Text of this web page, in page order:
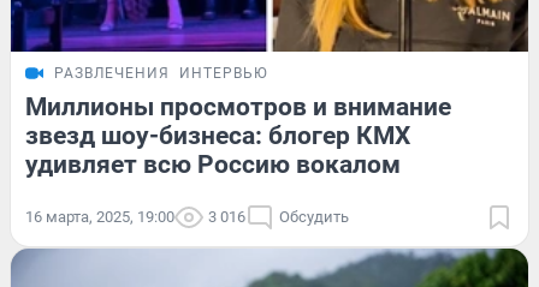
РАЗВЛЕЧЕНИЯ ИНТЕРВЬЮ
Миллионы просмотров и внимание
звезд шоу-бизнеса: блогер КМХ
удивляет всю Россию вокалом
16 марта, 2025, 19:00 3 016 Обсудить